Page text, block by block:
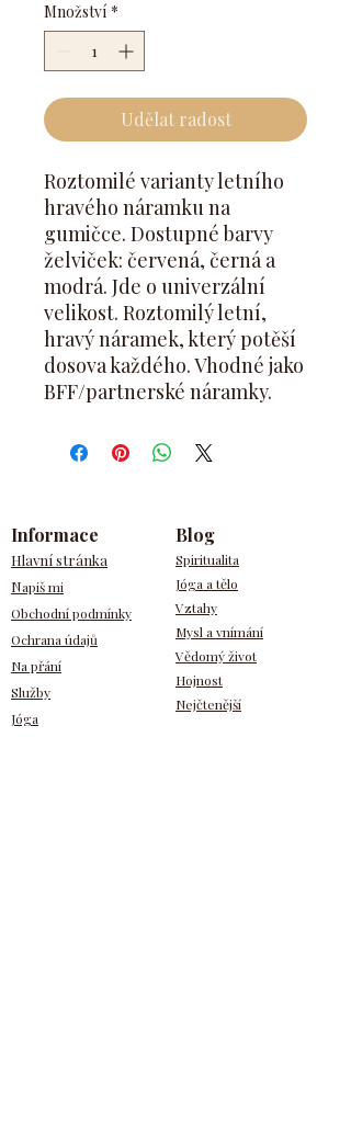
Množství *
Udělat radost
Roztomilé varianty letního
hravého náramku na
gumičce. Dostupné barvy
želviček: červená, černá a
modrá. Jde o univerzální
velikost. Roztomilý letní,
hravý náramek, který potěší
dosova každého. Vhodné jako
BFF/partnerské náramky.
Informace
Hlavní stránka
Napiš mi
Obchodní podmínky
Ochrana údajů
Na přání
Služby
Jóga
Blog
Spiritualita
Jóga a tělo
Vztahy
Mysl a vnímání
Vědomý život
Hojnost
Nejčtenější